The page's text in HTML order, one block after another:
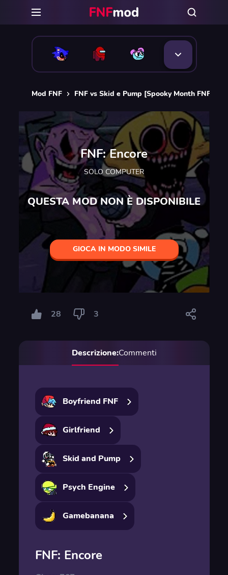
Mod FNF FNF vs Skid e Pump [Spooky Month FNF
FNF: Encore
SOLO COMPUTER
QUESTA MOD NON È DISPONIBILE
GIOCA IN MODO SIMILE
28 3
Descrizione:Commenti
Boyfriend FNF
Girlfriend
Skid and Pump
Psych Engine
Gamebanana
FNF: Encore